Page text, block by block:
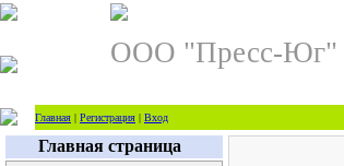
ООО "Пресс-Юг"
Главная | Регистрация | Вход
Главная страница